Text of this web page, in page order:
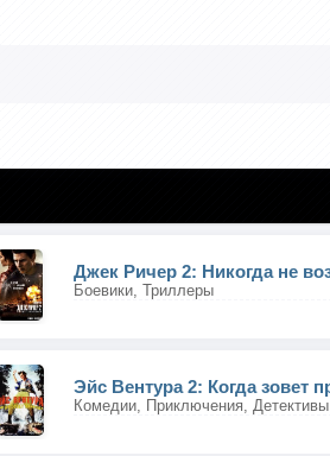
Боевики, Триллеры
Комедии, Приключения, Детективы